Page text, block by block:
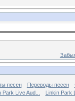
песен Переводы песен
Park Live Aud... Linkin Park